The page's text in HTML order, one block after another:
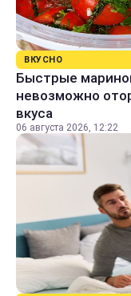
ВКУСНО
Быстрые
невозможно
вкуса
06 августа 2026, 12:22